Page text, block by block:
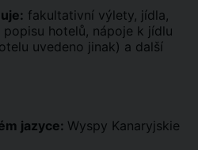
fakultativní výlety, jídla,
hotelů, nápoje k jídlu
uvedeno jinak) a další
jazyce: Wyspy Kanaryjskie